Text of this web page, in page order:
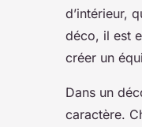
d’intérieur,
déco, il est
créer un
Dans un
caractère.